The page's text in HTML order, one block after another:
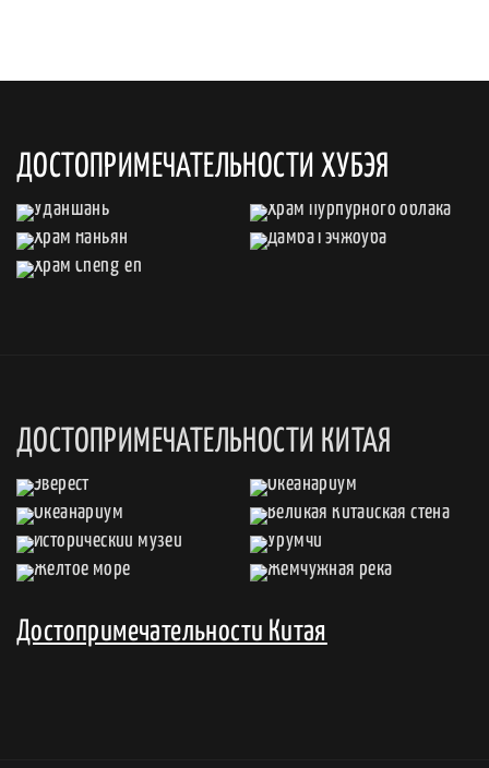
ДОСТОПРИМЕЧАТЕЛЬНОСТИ ХУБЭЯ
ДОСТОПРИМЕЧАТЕЛЬНОСТИ КИТАЯ
Достопримечательности Китая